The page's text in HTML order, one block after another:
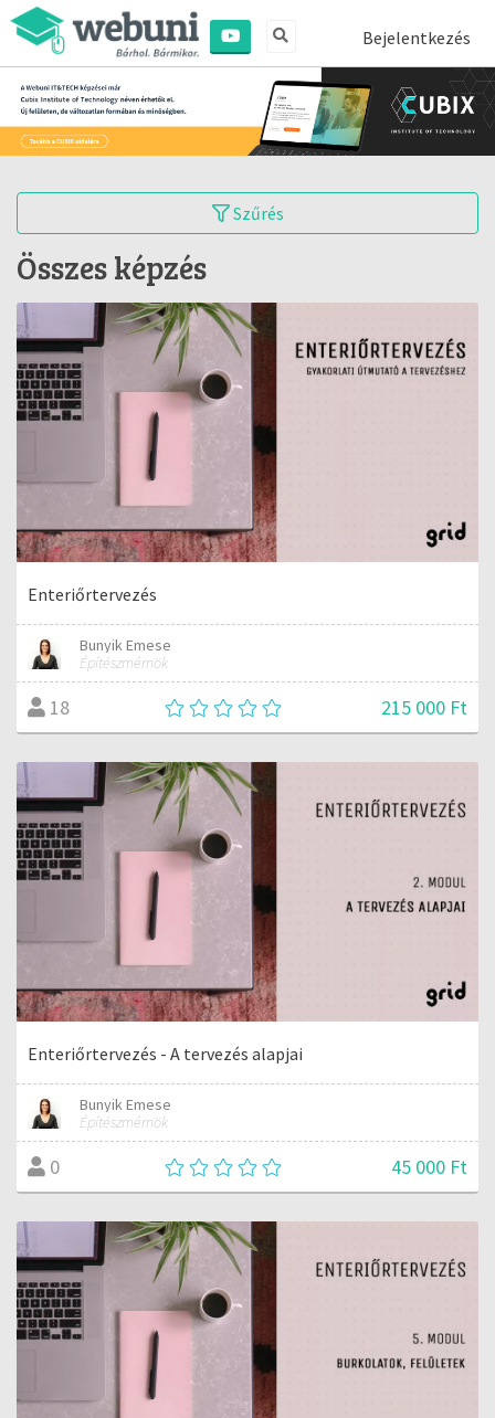
Bejelentkezés
Szűrés
Összes képzés
Enteriőrtervezés
Bunyik Emese
Építészmérnök
18 215 000 Ft
Enteriőrtervezés - A tervezés alapjai
Bunyik Emese
Építészmérnök
0 45 000 Ft